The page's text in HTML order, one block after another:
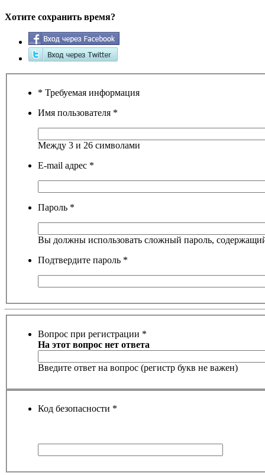
Хотите сохранить время?
* Требуемая информация
Имя пользователя *
Между 3 и 26 символами
E-mail адрес *
Пароль *
Вы должны использовать сложный пароль,
Подтвердите пароль *
Вопрос при регистрации *
На этот вопрос нет ответа
Введите ответ на вопрос (регистр букв не важен)
Код безопасности *